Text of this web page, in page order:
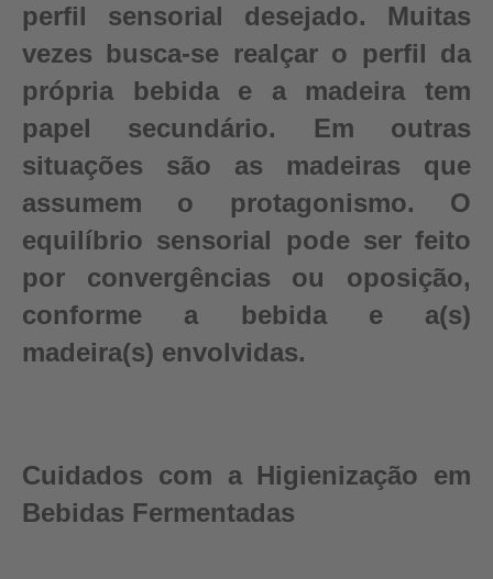
perfil sensorial desejado. Muitas
vezes busca-se realçar o perfil da
própria bebida e a madeira tem
papel secundário. Em outras
situações são as madeiras que
assumem o protagonismo. O
equilíbrio sensorial pode ser feito
por convergências ou oposição,
conforme a bebida e a(s)
madeira(s) envolvidas.
Cuidados com a Higienização em
Bebidas Fermentadas